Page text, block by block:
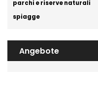
parchi e riserve naturali
spiagge
Angebote